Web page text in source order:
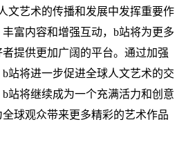
文艺术的传播和发展中发挥重要作
富内容和增强互动，b站将为更多
提供更加广阔的平台。通过加强
站将进一步促进全球人文艺术的交
站将继续成为一个充满活力和创意
球观众带来更多精彩的艺术作品